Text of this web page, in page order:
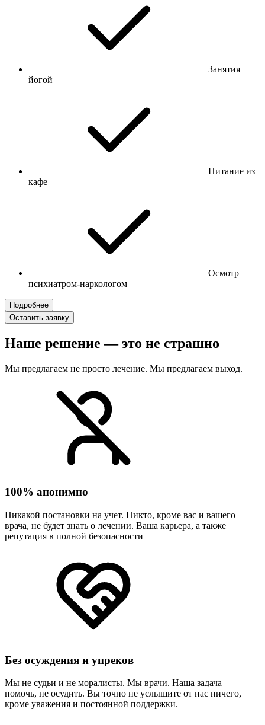
Занятия
йогой
Питание из
кафе
Осмотр
психиатром-наркологом
Подробнее
Оставить заявку
Наше решение — это не страшно
Мы предлагаем не просто лечение. Мы предлагаем выход.
100% анонимно
Никакой постановки на учет. Никто, кроме вас и вашего
врача, не будет знать о лечении. Ваша карьера, а также
репутация в полной безопасности
Без осуждения и упреков
Мы не судьи и не моралисты. Мы врачи. Наша задача —
помочь, не осудить. Вы точно не услышите от нас ничего,
кроме уважения и постоянной поддержки.